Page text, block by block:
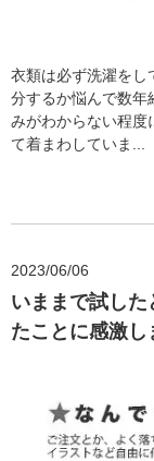
衣類は必ず洗濯をし
分するか悩んで数年
みがわからない程度
て着まわしていま...
2023/06/06
いままで試し
たことに感激し